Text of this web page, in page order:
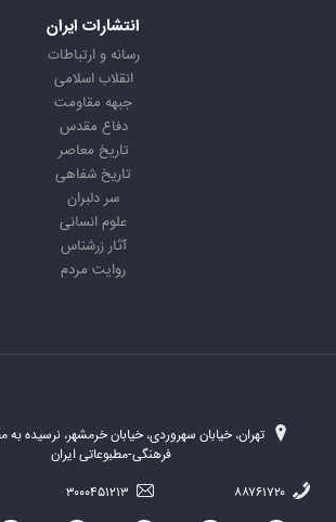
انتشارات ایران
رسانه و ارتباطات
انقلاب اسلامی
جبهه مقاومت
دفاع مقدس
تاریخ معاصر
تاریخ شفاهی
سر دلبران
علوم انسانی
آثار زرشناس
روایت مردم
تهران، خیابان سهروردی، خیابان خرمشهر، نرسیده
فرهنگی-مطبوعاتی ایران